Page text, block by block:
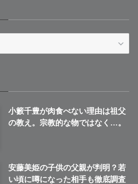
小籔千豊が肉食べない理由は祖父
の教え。宗教的な物ではなく…。
安藤美姫の子供の父親が判明？若
い頃に噂になった相手も徹底調査